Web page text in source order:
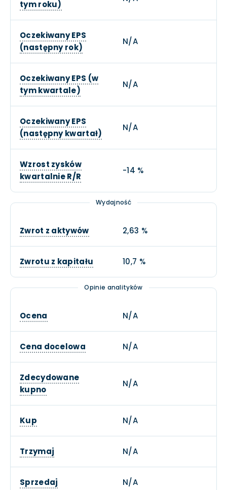
tym roku)
Oczekiwany EPS
(następny rok)
N/A
Oczekiwany EPS (w
tym kwartale)
N/A
Oczekiwany EPS
(następny kwartał)
N/A
Wzrost zysków
kwartalnie R/R
-14 %
Wydajność
Zwrot z aktywów 2,63 %
Zwrotu z kapitału 10,7 %
Opinie analityków
Ocena N/A
Cena docelowa N/A
Zdecydowane
kupno
N/A
Kup N/A
Trzymaj N/A
Sprzedaj N/A